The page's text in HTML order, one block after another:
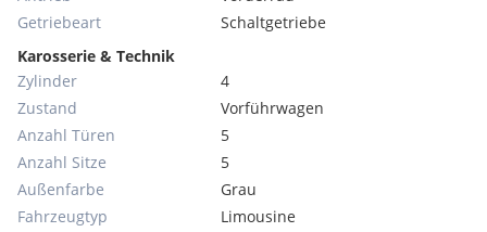
Getriebeart
Schaltgetriebe
Karosserie & Technik
Zylinder
4
Zustand
Vorführwagen
Anzahl Türen
5
Anzahl Sitze
5
Außenfarbe
Grau
Fahrzeugtyp
Limousine